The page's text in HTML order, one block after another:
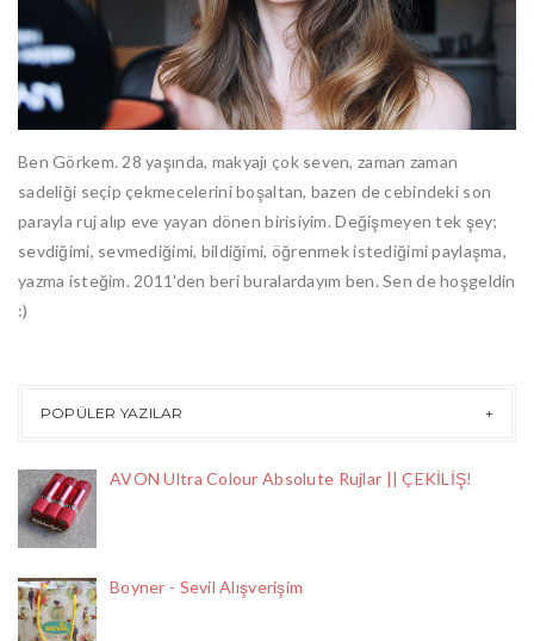
Ben Görkem. 28 yaşında, makyajı çok seven, zaman zaman
sadeliği seçip çekmecelerini boşaltan, bazen de cebindeki son
parayla ruj alıp eve yayan dönen birisiyim. Değişmeyen tek şey;
sevdiğimi, sevmediğimi, bildiğimi, öğrenmek istediğimi paylaşma,
yazma isteğim. 2011'den beri buralardayım ben. Sen de hoşgeldin
:)
POPÜLER YAZILAR
AVON Ultra Colour Absolute Rujlar || ÇEKİLİŞ!
Boyner - Sevil Alışverişim